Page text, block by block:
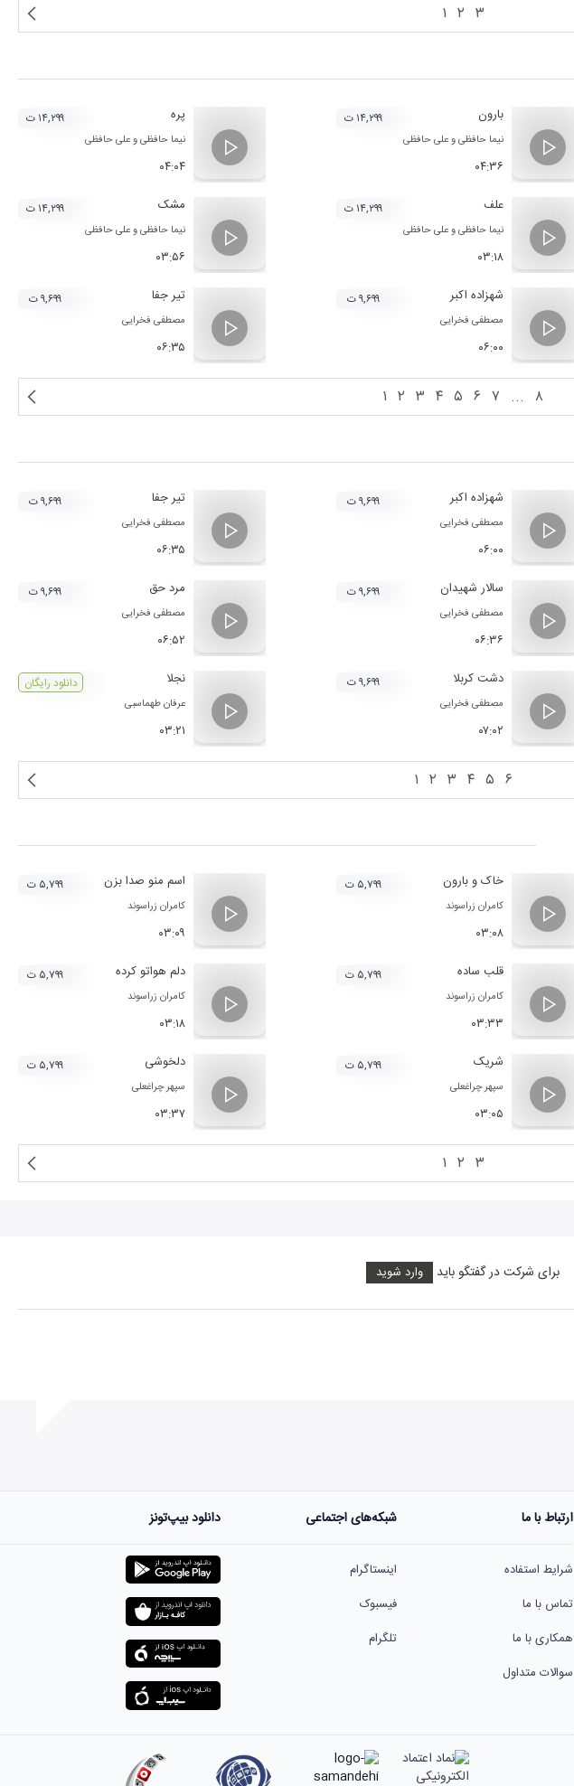
۱ ۲ ۳
بارون
نیما حافظیوعلی حافظی
۰۴:۳۶
۱۴,۲۹۹ ت پره
نیما حافظیوعلی حافظی
۰۴:۰۴
۱۴,۲۹۹ ت
علف
نیما حافظیوعلی حافظی
۰۳:۱۸
۱۴,۲۹۹ ت مشک
نیما حافظیوعلی حافظی
۰۳:۵۶
۱۴,۲۹۹ ت
شهزاده اکبر
مصطفی فخرایی
۰۶:۰۰
۹,۶۹۹ ت تیر جفا
مصطفی فخرایی
۰۶:۳۵
۹,۶۹۹ ت
۱ ۲ ۳ ۴ ۵ ۶ ۷ ... ۸
شهزاده اکبر
مصطفی فخرایی
۰۶:۰۰
۹,۶۹۹ ت تیر جفا
مصطفی فخرایی
۰۶:۳۵
۹,۶۹۹ ت
سالار شهیدان
مصطفی فخرایی
۰۶:۳۶
۹,۶۹۹ ت مرد حق
مصطفی فخرایی
۰۶:۵۲
۹,۶۹۹ ت
دشت کربلا
مصطفی فخرایی
۰۷:۰۲
۹,۶۹۹ ت نجلا
عرفان طهماسبی
۰۳:۲۱
دانلود رایگان
۱ ۲ ۳ ۴ ۵ ۶
خاک و بارون
کامران زراسوند
۰۳:۰۸
۵,۷۹۹ ت اسم منو صدا بزن
کامران زراسوند
۰۳:۰۹
۵,۷۹۹ ت
قلب ساده
کامران زراسوند
۰۳:۳۳
۵,۷۹۹ ت دلم هواتو کرده
کامران زراسوند
۰۳:۱۸
۵,۷۹۹ ت
شریک
سپهر چراغعلی
۰۳:۰۵
۵,۷۹۹ ت دلخوشی
سپهر چراغعلی
۰۳:۳۷
۵,۷۹۹ ت
۱ ۲ ۳
برای شرکت در گفتگو باید وارد شوید
هنوز نظری به ثبت نرسیده‌است.
ارتباط با ما
شرایط استفاده
تماس با ما
همکاری با ما
سوالات متداول
شبکه‌های اجتماعی
اینستاگرام
فیسبوک
تلگرام
دانلود بیپ‌تونز